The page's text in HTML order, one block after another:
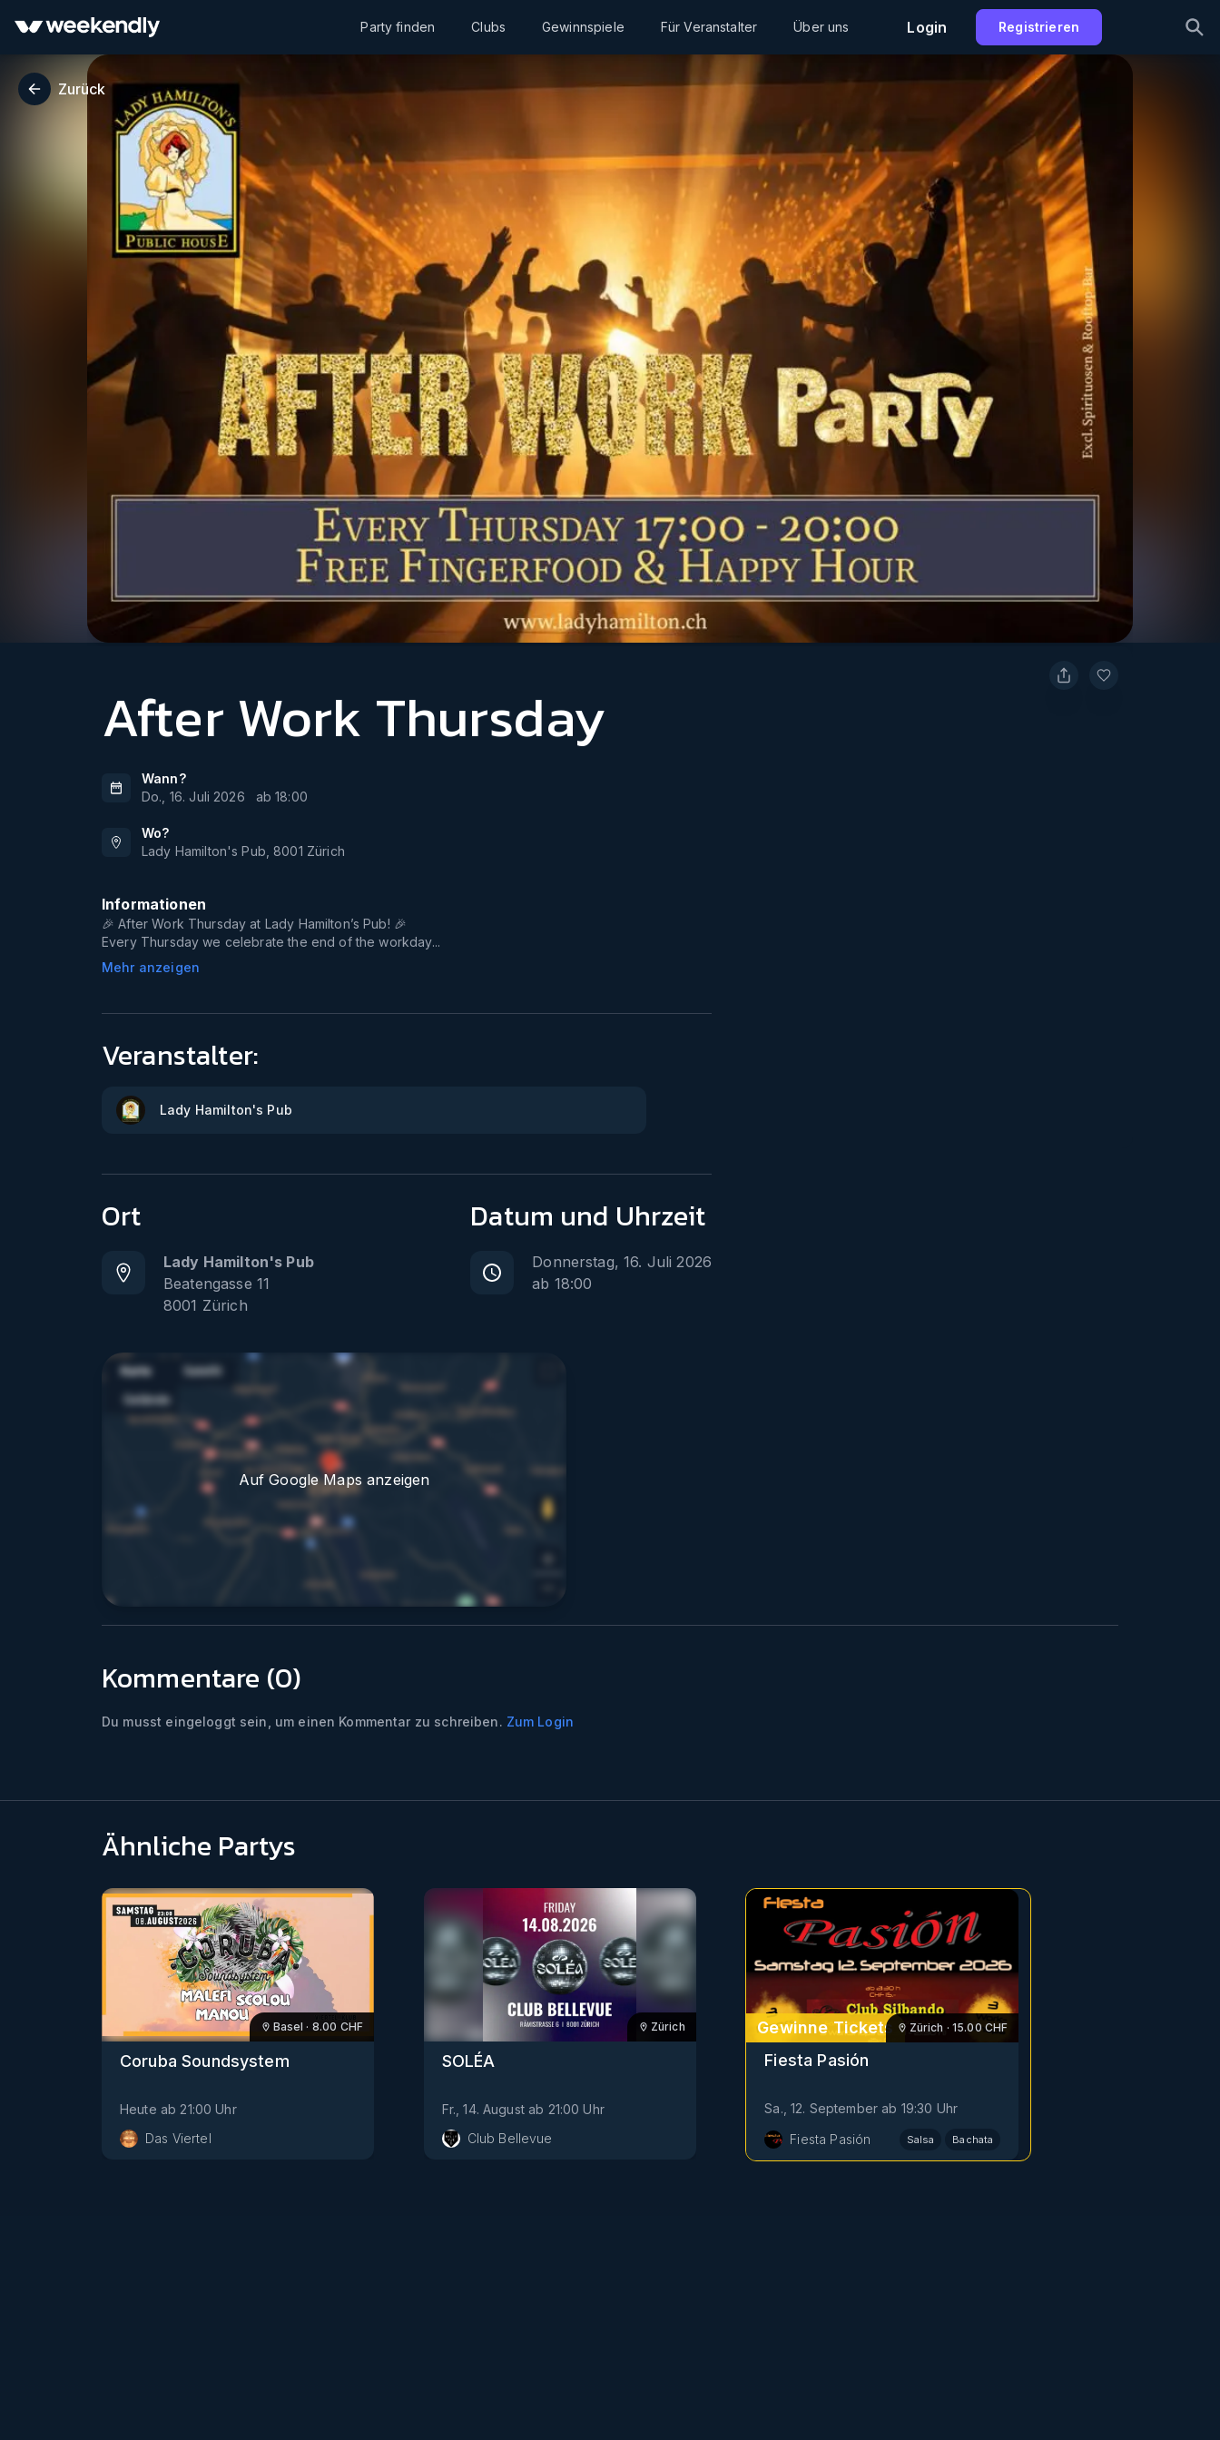
Party finden Clubs Gewinnspiele Für Veranstalter Über uns Login Registrieren
Zurück
After Work Thursday
Wann?
Do., 16. Juli 2026
ab 18:00
Wo?
Lady Hamilton's Pub ,8001 Zürich
Informationen
🎉 After Work Thursday at Lady Hamilton’s Pub! 🎉
Every Thursday we celebrate the end of the workday...
Mehr anzeigen
Veranstalter:
Lady Hamilton's Pub
Ort
Lady Hamilton's Pub
Beatengasse 11
8001 Zürich
Datum und Uhrzeit
Donnerstag, 16. Juli 2026
ab 18:00
Auf Google Maps anzeigen
Kommentare (0)
Du musst eingeloggt sein, um einen Kommentar zu schreiben. Zum Login
Ähnliche Partys
Basel · 8.00 CHF
Coruba Soundsystem
Heute ab 21:00 Uhr
Das Viertel
Zürich
SOLÉA
Fr., 14. August ab 21:00 Uhr
Club Bellevue
Gewinne Tickets Zürich · 15.00 CHF
Fiesta Pasión
Sa., 12. September ab 19:30 Uhr
Fiesta Pasión
Salsa Bachata